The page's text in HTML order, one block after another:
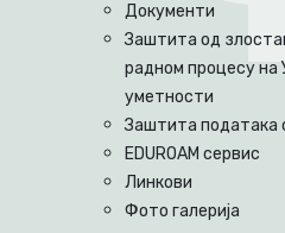
Документи
Заштита од
радном процесу на
уметности
Заштита података
EDUROAM сервис
Линкови
Фото галерија